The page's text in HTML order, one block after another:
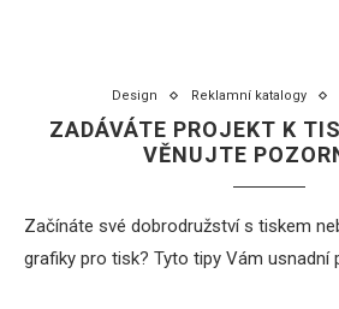
Design Reklamní katalogy
ZADÁVÁTE PROJEKT K
VĚNUJTE
Začínáte své dobrodružství s tiskem
grafiky pro tisk? Tyto tipy Vám usnadní